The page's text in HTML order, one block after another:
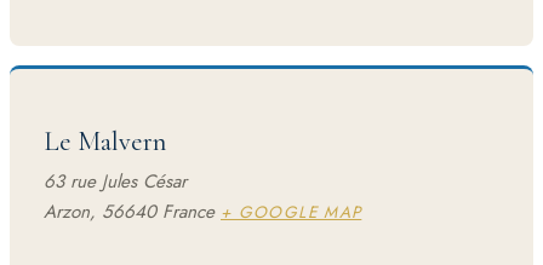
Le Malvern
63 rue Jules César
Arzon, 56640 France + GOOGLE MAP